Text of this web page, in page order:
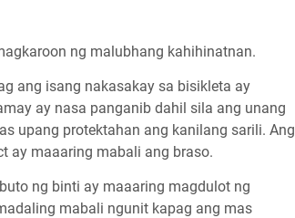
ng malubhang kahihinatnan.
ang isang nakasakay sa bisikleta ay
ay nasa panganib dahil sila ang unang
upang protektahan ang kanilang sarili. Ang
ay maaaring mabali ang braso.
ng binti ay maaaring magdulot ng
mabali ngunit kapag ang mas